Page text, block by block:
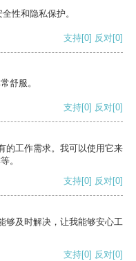
性和隐私保护。
支持[0] 反对[0]
舒服。
支持[0] 反对[0]
的工作需求。我可以使用它来
。
支持[0] 反对[0]
够及时解决，让我能够安心工
支持[0] 反对[0]